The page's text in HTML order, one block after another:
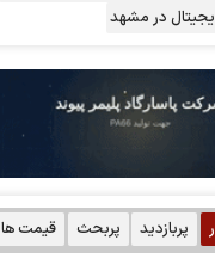
در مشهد
پربازدید پربحث قیمت ها